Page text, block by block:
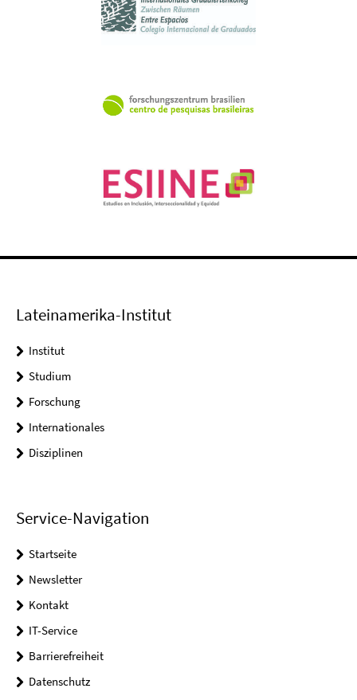
Lateinamerika-Institut
Institut
Studium
Forschung
Internationales
Disziplinen
Service-Navigation
Startseite
Newsletter
Kontakt
IT-Service
Barrierefreiheit
Datenschutz